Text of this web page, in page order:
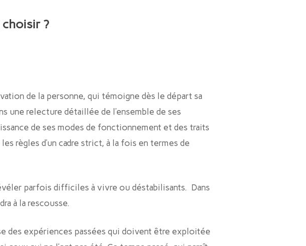
?
de la personne, qui témoigne dès le départ sa
une relecture détaillée de l’ensemble de ses
de ses modes de fonctionnement et des traits
règles d’un cadre strict, à la fois en termes de
parfois difficiles à vivre ou déstabilisants. Dans
à la rescousse.
des expériences passées qui doivent être exploitée